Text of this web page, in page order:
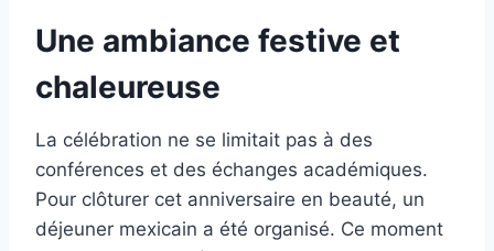
Une ambiance festive et
chaleureuse
La célébration ne se limitait pas à des
conférences et des échanges académiques.
Pour clôturer cet anniversaire en beauté, un
déjeuner mexicain a été organisé. Ce moment